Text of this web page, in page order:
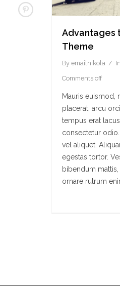
Advantages
Theme
By emailnikola In
Comments off
Mauris euismod,
placerat, arcu
tempus erat
consectetur
vel aliquet.
egestas tortor.
bibendum
ornare rutrum